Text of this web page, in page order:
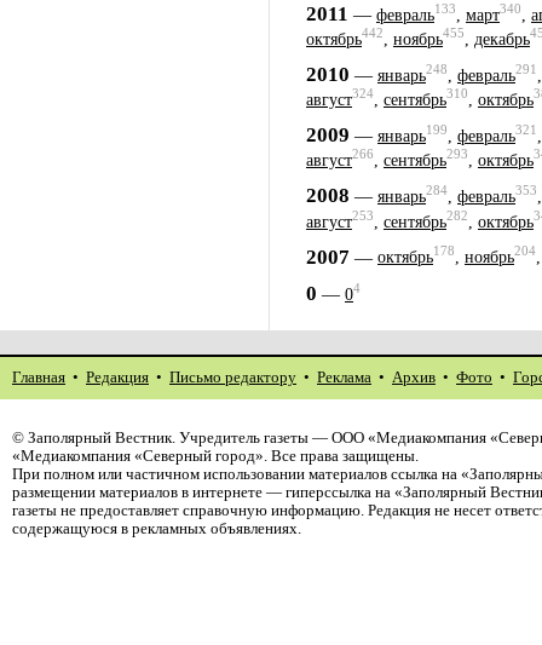
2011 — февраль133 март340
октябрь442, ноябрь455, декабрь
2010 — январь248 февраль291
август324, сентябрь310, октябрь
2009 — январь199 февраль321
август266, сентябрь293, октябрь
2008 — январь284 февраль353
август253 сентябрь282 октябрь
2007 — октябрь178, ноябрь204
0 — 04
Главная • Редакция • Письмо редактору • Реклама • Архив • Фото •
© Заполярный Вестник. Учредитель газеты — ООО «Медиакомпания
«Медиакомпания «Северный город». Все права защищены.
При полном или частичном использовании материалов ссылка на
размещении материалов в интернете — гиперссылка на «Заполярный
газеты не предоставляет справочную информацию. Редакция не несет
содержащуюся в рекламных объявлениях.